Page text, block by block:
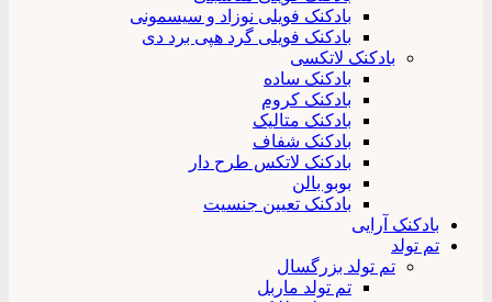
بادکنک فویلی نوزاد و سیسمونی
بادکنک فویلی گرد هپی برد دی
بادکنک لاتکسی
بادکنک ساده
بادکنک کروم
بادکنک متالیک
بادکنک شفاف
بادکنک لاتکس طرح دار
بوبو بالن
بادکنک تعیین جنسیت
بادکنک آرایی
تم تولد
تم تولد بزرگسال
تم تولد ماربل